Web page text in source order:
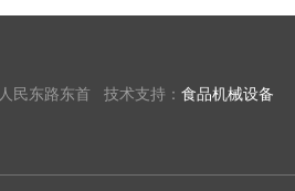
民东路东首 技术支持：食品机械设备